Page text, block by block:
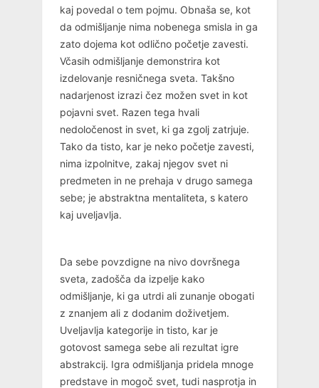
kaj povedal o tem pojmu. Obnaša se, kot
da odmišljanje nima nobenega smisla in ga
zato dojema kot odlično početje zavesti.
Včasih odmišljanje demonstrira kot
izdelovanje resničnega sveta. Takšno
nadarjenost izrazi čez možen svet in kot
pojavni svet. Razen tega hvali
nedoločenost in svet, ki ga zgolj zatrjuje.
Tako da tisto, kar je neko početje zavesti,
nima izpolnitve, zakaj njegov svet ni
predmeten in ne prehaja v drugo samega
sebe; je abstraktna mentaliteta, s katero
kaj uveljavlja.
Da sebe povzdigne na nivo dovršnega
sveta, zadošča da izpelje kako
odmišljanje, ki ga utrdi ali zunanje obogati
z znanjem ali z dodanim doživetjem.
Uveljavlja kategorije in tisto, kar je
gotovost samega sebe ali rezultat igre
abstrakcij. Igra odmišljanja pridela mnoge
predstave in mogoč svet, tudi nasprotja in